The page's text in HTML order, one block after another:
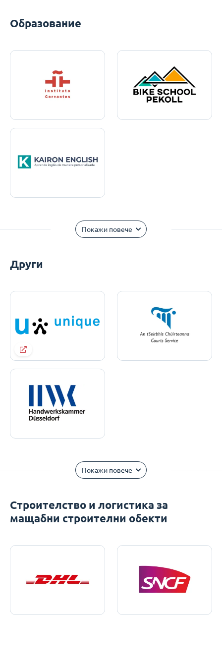
Образование
Покажи повече
Други
Покажи повече
Строителство и логистика за
мащабни строителни обекти